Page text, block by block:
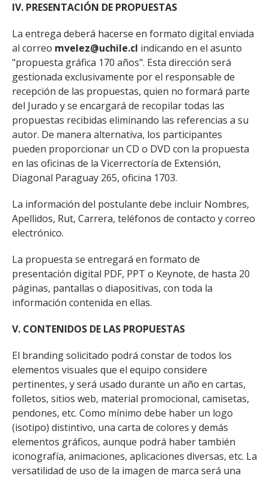
IV. PRESENTACIÓN DE PROPUESTAS
La entrega deberá hacerse en formato digital enviada
al correo mvelez@uchile.cl indicando en el asunto
"propues­ta gráfica 170 años". Esta dirección será
gestionada exclusivamente por el responsable de
recepción de las propuestas, quien no formará parte
del Jurado y se encargará de recopilar todas las
propuestas recibidas eliminando las referencias a su
autor. De manera alternativa, los participantes
pueden proporcionar un CD o DVD con la propuesta
en las ofici­nas de la Vicerrectoría de Extensión,
Diagonal Paraguay 265, oficina 1703.
La información del postulante debe incluir Nombres,
Apellidos, Rut, Carrera, teléfonos de contacto y correo
electrónico.
La propuesta se entregará en formato de
presentación digital PDF, PPT o Keynote, de hasta 20
páginas, pantallas o diapositivas, con toda la
información contenida en ellas.
V. CONTENIDOS DE LAS PROPUESTAS
El branding solicitado podrá constar de todos los
elementos visuales que el equipo considere
pertinentes, y será usado durante un año en cartas,
folletos, sitios web, material promocional, camisetas,
pendones, etc. Como mínimo debe haber un logo
(isotipo) distintivo, una carta de colores y demás
elementos gráficos, aunque podrá haber también
iconografía, animaciones, aplicaciones diversas, etc. La
versatilidad de uso de la imagen de marca será una